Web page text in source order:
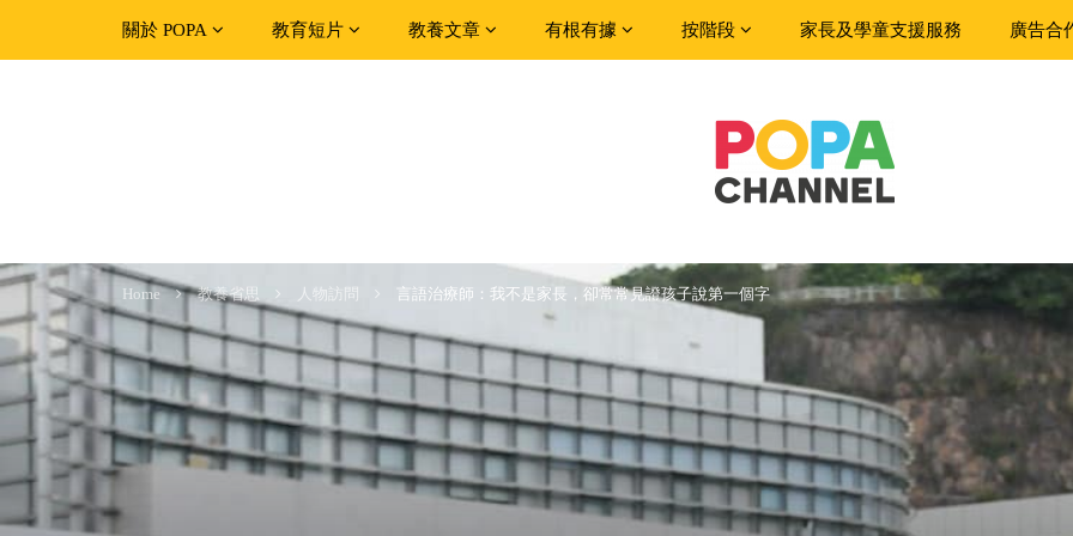
關於 POPA 教育短片 教養文章 有根有據 按階段 家長及學童支援服務 廣告合
Home 教養省思 人物訪問 言語治療師：我不是家長，卻常常見證孩子說第一個字